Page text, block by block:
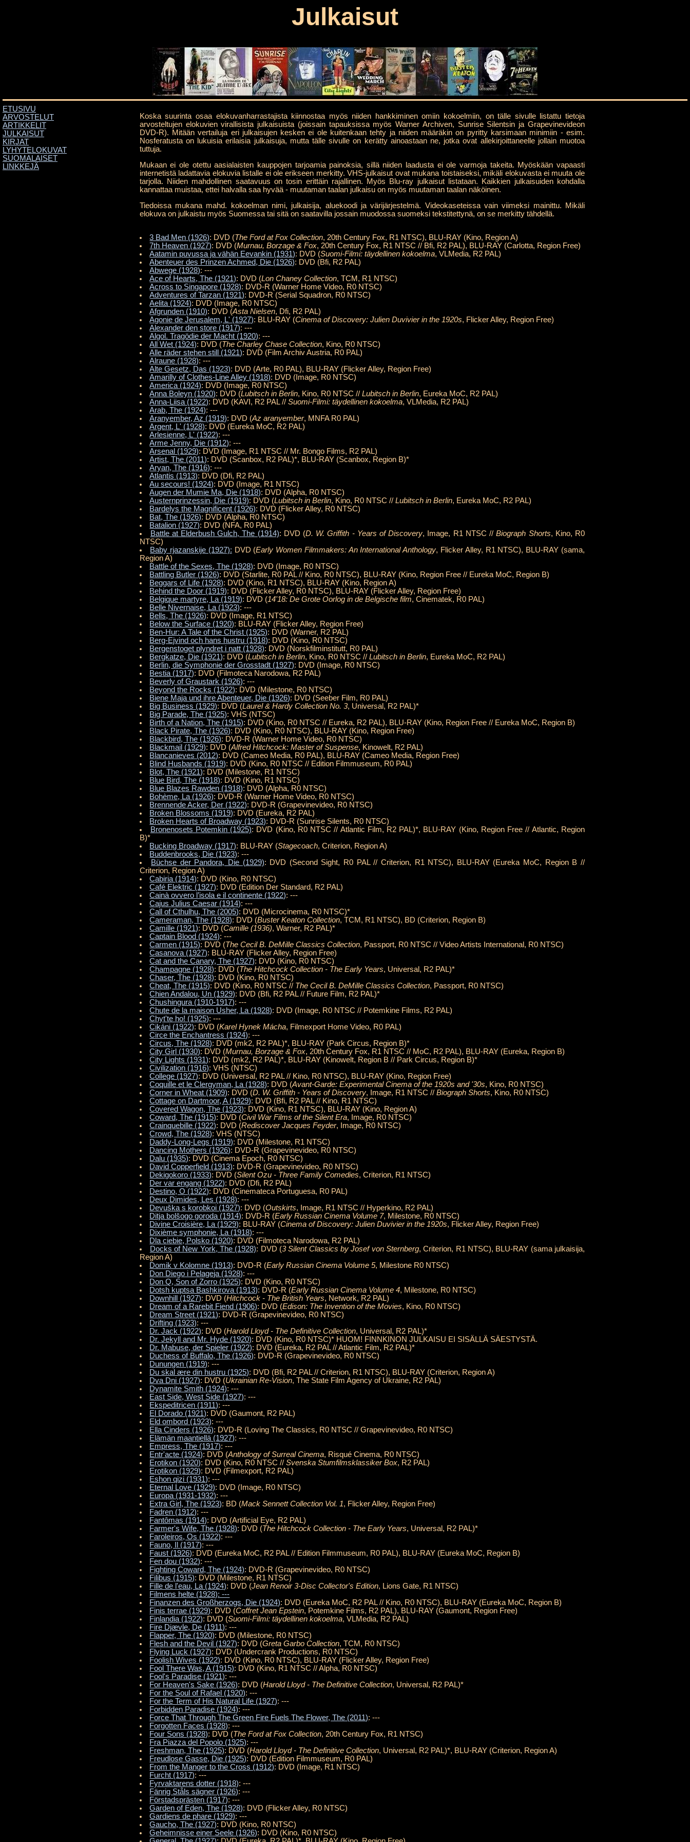
Julkaisut
ETUSIVU
ARVOSTELUT
ARTIKKELIT
JULKAISUT
KIRJAT
LYHYTELOKUVAT
SUOMALAISET
LINKKEJÄ
Koska suurinta osaa elokuvanharrastajista kiinnostaa myös niiden hankkiminen omiin kokoelmiin, on tälle sivulle listattu tietoja
arvosteltujen elokuvien virallisista julkaisuista (joissain tapauksissa myös Warner Archiven, Sunrise Silentsin ja Grapevinevideon
DVD-R). Mitään vertailuja eri julkaisujen kesken ei ole kuitenkaan tehty ja niiden määräkin on pyritty karsimaan minimiin - esim.
Nosferatusta on lukuisia erilaisia julkaisuja, mutta tälle sivulle on kerätty ainoastaan ne, jotka ovat allekirjoittaneelle jollain muotoa
tuttuja.
Mukaan ei ole otettu aasialaisten kauppojen tarjoamia painoksia, sillä niiden laadusta ei ole varmoja takeita. Myöskään vapaasti
internetistä ladattavia elokuvia listalle ei ole erikseen merkitty. VHS-julkaisut ovat mukana toistaiseksi, mikäli elokuvasta ei muuta ole
tarjolla. Niiden mahdollinen saatavuus on tosin erittäin rajallinen. Myös Blu-ray julkaisut listataan. Kaikkien julkaisuiden kohdalla
kannattaa muistaa, ettei halvalla saa hyvää - muutaman taalan julkaisu on myös muutaman taalan näköinen.
Tiedoissa mukana mahd. kokoelman nimi, julkaisija, aluekoodi ja värijärjestelmä. Videokaseteissa vain viimeksi mainittu. Mikäli
elokuva on julkaistu myös Suomessa tai sitä on saatavilla jossain muodossa suomeksi tekstitettynä, on se merkitty tähdellä.
3 Bad Men (1926): DVD (The Ford at Fox Collection, 20th Century Fox, R1 NTSC), BLU-RAY (Kino, Region A)
7th Heaven (1927): DVD (Murnau, Borzage & Fox, 20th Century Fox, R1 NTSC // Bfi, R2 PAL), BLU-RAY (Carlotta, Region Free)
Aatamin puvussa ja vähän Eevankin (1931): DVD (Suomi-Filmi: täydellinen kokoelma, VLMedia, R2 PAL)
Abenteuer des Prinzen Achmed, Die (1926): DVD (Bfi, R2 PAL)
Abwege (1928): ---
Ace of Hearts, The (1921): DVD (Lon Chaney Collection, TCM, R1 NTSC)
Across to Singapore (1928): DVD-R (Warner Home Video, R0 NTSC)
Adventures of Tarzan (1921): DVD-R (Serial Squadron, R0 NTSC)
Aelita (1924): DVD (Image, R0 NTSC)
Afgrunden (1910): DVD (Asta Nielsen, Dfi, R2 PAL)
Agonie de Jerusalem, L' (1927): BLU-RAY (Cinema of Discovery: Julien Duvivier in the 1920s, Flicker Alley, Region Free)
Alexander den store (1917): ---
Algol. Tragödie der Macht (1920): ---
All Wet (1924): DVD (The Charley Chase Collection, Kino, R0 NTSC)
Alle räder stehen still (1921): DVD (Film Archiv Austria, R0 PAL)
Alraune (1928): ---
Alte Gesetz, Das (1923): DVD (Arte, R0 PAL), BLU-RAY (Flicker Alley, Region Free)
Amarilly of Clothes-Line Alley (1918): DVD (Image, R0 NTSC)
America (1924): DVD (Image, R0 NTSC)
Anna Boleyn (1920): DVD (Lubitsch in Berlin, Kino, R0 NTSC //Lubitsch in Berlin, Eureka MoC, R2 PAL)
Anna-Liisa (1922): DVD (KAVI, R2 PAL //Suomi-Filmi: täydellinen kokoelma, VLMedia, R2 PAL)
Arab, The (1924): ---
Aranyember, Az (1919): DVD (Az aranyember, MNFA R0 PAL)
Argent, L' (1928): DVD (Eureka MoC, R2 PAL)
Arlesienne, L' (1922): ---
Arme Jenny, Die (1912): ---
Arsenal (1929): DVD (Image, R1 NTSC // Mr. Bongo Films, R2 PAL)
Artist, The (2011): DVD (Scanbox, R2 PAL)*, BLU-RAY (Scanbox, Region B)*
Aryan, The (1916): ---
Atlantis (1913): DVD (Dfi, R2 PAL)
Au secours! (1924): DVD (Image, R1 NTSC)
Augen der Mumie Ma, Die (1918): DVD (Alpha, R0 NTSC)
Austernprinzessin, Die (1919): DVD (Lubitsch in Berlin, Kino, R0 NTSC //Lubitsch in Berlin, Eureka MoC, R2 PAL)
Bardelys the Magnificent (1926): DVD (Flicker Alley, R0 NTSC)
Bat, The (1926): DVD (Alpha, R0 NTSC)
Batalion (1927): DVD (NFA, R0 PAL)
Battle at Elderbush Gulch, The (1914): DVD (D. W. Griffith - Years of Discovery, Image, R1 NTSC //Biograph Shorts, Kino, R0
NTSC)
Baby rjazanskije (1927): DVD (Early Women Filmmakers: An International Anthology, Flicker Alley, R1 NTSC), BLU-RAY (sama,
Region A)
Battle of the Sexes, The (1928): DVD (Image, R0 NTSC)
Battling Butler (1926): DVD (Starlite, R0 PAL // Kino, R0 NTSC), BLU-RAY (Kino, Region Free // Eureka MoC, Region B)
Beggars of Life (1928): DVD (Kino, R1 NTSC), BLU-RAY (Kino, Region A)
Behind the Door (1919): DVD (Flicker Alley, R0 NTSC), BLU-RAY (Flicker Alley, Region Free)
Belgique martyre, La (1919): DVD (14'18: De Grote Oorlog in de Belgische film, Cinematek, R0 PAL)
Belle Nivernaise, La (1923): ---
Bells, The (1926): DVD (Image, R1 NTSC)
Below the Surface (1920): BLU-RAY (Flicker Alley, Region Free)
Ben-Hur: A Tale of the Christ (1925): DVD (Warner, R2 PAL)
Berg-Ejvind och hans hustru (1918): DVD (Kino, R0 NTSC)
Bergenstoget plyndret i natt (1928): DVD (Norskfilminstitutt, R0 PAL)
Bergkatze, Die (1921): DVD (Lubitsch in Berlin, Kino, R0 NTSC //Lubitsch in Berlin, Eureka MoC, R2 PAL)
Berlin, die Symphonie der Grosstadt (1927): DVD (Image, R0 NTSC)
Bestia (1917): DVD (Filmoteca Narodowa, R2 PAL)
Beverly of Graustark (1926): ---
Beyond the Rocks (1922): DVD (Milestone, R0 NTSC)
Biene Maja und ihre Abenteuer, Die (1926): DVD (Seeber Film, R0 PAL)
Big Business (1929): DVD (Laurel & Hardy Collection No. 3, Universal, R2 PAL)*
Big Parade, The (1925): VHS (NTSC)
Birth of a Nation, The (1915): DVD (Kino, R0 NTSC // Eureka, R2 PAL), BLU-RAY (Kino, Region Free // Eureka MoC, Region B)
Black Pirate, The (1926): DVD (Kino, R0 NTSC), BLU-RAY (Kino, Region Free)
Blackbird, The (1926): DVD-R (Warner Home Video, R0 NTSC)
Blackmail (1929): DVD (Alfred Hitchcock: Master of Suspense, Kinowelt, R2 PAL)
Blancanieves (2012): DVD (Cameo Media, R0 PAL), BLU-RAY (Cameo Media, Region Free)
Blind Husbands (1919): DVD (Kino, R0 NTSC // Edition Filmmuseum, R0 PAL)
Blot, The (1921): DVD (Milestone, R1 NTSC)
Blue Bird, The (1918): DVD (Kino, R1 NTSC)
Blue Blazes Rawden (1918): DVD (Alpha, R0 NTSC)
Bohème, La (1926): DVD-R (Warner Home Video, R0 NTSC)
Brennende Acker, Der (1922): DVD-R (Grapevinevideo, R0 NTSC)
Broken Blossoms (1919): DVD (Eureka, R2 PAL)
Broken Hearts of Broadway (1923): DVD-R (Sunrise Silents, R0 NTSC)
Bronenosets Potemkin (1925): DVD (Kino, R0 NTSC // Atlantic Film, R2 PAL)*, BLU-RAY (Kino, Region Free // Atlantic, Region
B)*
Bucking Broadway (1917): BLU-RAY (Stagecoach, Criterion, Region A)
Buddenbrooks, Die (1923): ---
Büchse der Pandora, Die (1929): DVD (Second Sight, R0 PAL // Criterion, R1 NTSC), BLU-RAY (Eureka MoC, Region B //
Criterion, Region A)
Cabiria (1914): DVD (Kino, R0 NTSC)
Café Elektric (1927): DVD (Edition Der Standard, R2 PAL)
Cainà ovvero l’isola e il continente (1922): ---
Cajus Julius Caesar (1914): ---
Call of Cthulhu, The (2005): DVD (Microcinema, R0 NTSC)*
Cameraman, The (1928): DVD (Buster Keaton Collection, TCM, R1 NTSC), BD (Criterion, Region B)
Camille (1921): DVD (Camille (1936), Warner, R2 PAL)*
Captain Blood (1924): ---
Carmen (1915): DVD (The Cecil B. DeMille Classics Collection, Passport, R0 NTSC // Video Artists International, R0 NTSC)
Casanova (1927): BLU-RAY (Flicker Alley, Region Free)
Cat and the Canary, The (1927): DVD (Kino, R0 NTSC)
Champagne (1928): DVD (The Hitchcock Collection - The Early Years, Universal, R2 PAL)*
Chaser, The (1928): DVD (Kino, R0 NTSC)
Cheat, The (1915): DVD (Kino, R0 NTSC // The Cecil B. DeMille Classics Collection, Passport, R0 NTSC)
Chien Andalou, Un (1929): DVD (Bfi, R2 PAL // Future Film, R2 PAL)*
Chushingura (1910-1917): ---
Chute de la maison Usher, La (1928): DVD (Image, R0 NTSC // Potemkine Films, R2 PAL)
Chyt'te ho! (1925): ---
Cikáni (1922): DVD (Karel Hynek Mácha, Filmexport Home Video, R0 PAL)
Circe the Enchantress (1924): ---
Circus, The (1928): DVD (mk2, R2 PAL)*, BLU-RAY (Park Circus, Region B)*
City Girl (1930): DVD (Murnau, Borzage & Fox, 20th Century Fox, R1 NTSC // MoC, R2 PAL), BLU-RAY (Eureka, Region B)
City Lights (1931): DVD (mk2, R2 PAL)*, BLU-RAY (Kinowelt, Region B // Park Circus, Region B)*
Civilization (1916): VHS (NTSC)
College (1927): DVD (Universal, R2 PAL // Kino, R0 NTSC), BLU-RAY (Kino, Region Free)
Coquille et le Clergyman, La (1928): DVD (Avant-Garde: Experimental Cinema of the 1920s and '30s, Kino, R0 NTSC)
Corner in Wheat (1909): DVD (D. W. Griffith - Years of Discovery, Image, R1 NTSC //Biograph Shorts, Kino, R0 NTSC)
Cottage on Dartmoor, A (1929): DVD (Bfi, R2 PAL // Kino, R1 NTSC)
Covered Wagon, The (1923): DVD (Kino, R1 NTSC), BLU-RAY (Kino, Region A)
Coward, The (1915): DVD (Civil War Films of the Silent Era, Image, R0 NTSC)
Crainquebille (1922): DVD (Rediscover Jacques Feyder, Image, R0 NTSC)
Crowd, The (1928): VHS (NTSC)
Daddy-Long-Legs (1919): DVD (Milestone, R1 NTSC)
Dancing Mothers (1926): DVD-R (Grapevinevideo, R0 NTSC)
Dalu (1935): DVD (Cinema Epoch, R0 NTSC)
David Copperfield (1913): DVD-R (Grapevinevideo, R0 NTSC)
Dekigokoro (1933): DVD (Silent Ozu - Three Family Comedies, Criterion, R1 NTSC)
Der var engang (1922): DVD (Dfi, R2 PAL)
Destino, O (1922): DVD (Cinemateca Portuguesa, R0 PAL)
Deux Dimides, Les (1928): ---
Devuška s korobkoi (1927): DVD (Outskirts, Image, R1 NTSC // Hyperkino, R2 PAL)
Ditja bolšogo goroda (1914): DVD-R (Early Russian Cinema Volume 7, Milestone, R0 NTSC)
Divine Croisière, La (1929): BLU-RAY (Cinema of Discovery: Julien Duvivier in the 1920s, Flicker Alley, Region Free)
Dixième symphonie, La (1918): ---
Dla ciebie, Polsko (1920): DVD (Filmoteca Narodowa, R2 PAL)
Docks of New York, The (1928): DVD (3 Silent Classics by Josef von Sternberg, Criterion, R1 NTSC), BLU-RAY (sama julkaisija,
Region A)
Domik v Kolomne (1913): DVD-R (Early Russian Cinema Volume 5, Milestone R0 NTSC)
Don Diego i Pelageja (1928): ---
Don Q, Son of Zorro (1925): DVD (Kino, R0 NTSC)
Dotsh kuptsa Bashkirova (1913): DVD-R (Early Russian Cinema Volume 4, Milestone, R0 NTSC)
Downhill (1927): DVD (Hitchcock - The British Years, Network, R2 PAL)
Dream of a Rarebit Fiend (1906): DVD (Edison: The Invention of the Movies, Kino, R0 NTSC)
Dream Street (1921): DVD-R (Grapevinevideo, R0 NTSC)
Drifting (1923): ---
Dr. Jack (1922): DVD (Harold Lloyd - The Definitive Collection, Universal, R2 PAL)*
Dr. Jekyll and Mr. Hyde (1920): DVD (Kino, R0 NTSC)* HUOM! FINNKINON JULKAISU EI SISÄLLÄ SÄESTYSTÄ.
Dr. Mabuse, der Spieler (1922): DVD (Eureka, R2 PAL // Atlantic Film, R2 PAL)*
Duchess of Buffalo, The (1926): DVD-R (Grapevinevideo, R0 NTSC)
Dunungen (1919): ---
Du skal ære din hustru (1925): DVD (Bfi, R2 PAL // Criterion, R1 NTSC), BLU-RAY (Criterion, Region A)
Dva Dni (1927): DVD (Ukrainian Re-Vision, The State Film Agency of Ukraine, R2 PAL)
Dynamite Smith (1924): ---
East Side, West Side (1927): ---
Ekspeditricen (1911): ---
El Dorado (1921): DVD (Gaumont, R2 PAL)
Eld ombord (1923): ---
Ella Cinders (1926): DVD-R (Loving The Classics, R0 NTSC // Grapevinevideo, R0 NTSC)
Elämän maantiellä (1927): ---
Empress, The (1917): ---
Entr'acte (1924): DVD (Anthology of Surreal Cinema, Risqué Cinema, R0 NTSC)
Erotikon (1920): DVD (Kino, R0 NTSC //Svenska Stumfilmsklassiker Box, R2 PAL)
Erotikon (1929): DVD (Filmexport, R2 PAL)
Eshon qizi (1931): ---
Eternal Love (1929): DVD (Image, R0 NTSC)
Europa (1931-1932): ---
Extra Girl, The (1923): BD (Mack Sennett Collection Vol. 1, Flicker Alley, Region Free)
Fadren (1912): ---
Fantômas (1914): DVD (Artificial Eye, R2 PAL)
Farmer's Wife, The (1928): DVD (The Hitchcock Collection - The Early Years, Universal, R2 PAL)*
Faroleiros, Os (1922): ---
Fauno, Il (1917): ---
Faust (1926): DVD (Eureka MoC, R2 PAL // Edition Filmmuseum, R0 PAL), BLU-RAY (Eureka MoC, Region B)
Fen dou (1932): ---
Fighting Coward, The (1924): DVD-R (Grapevinevideo, R0 NTSC)
Filibus (1915): DVD (Milestone, R1 NTSC)
Fille de l'eau, La (1924): DVD (Jean Renoir 3-Disc Collector's Edition, Lions Gate, R1 NTSC)
Filmens helte (1928): ---
Finanzen des Großherzogs, Die (1924): DVD (Eureka MoC, R2 PAL // Kino, R0 NTSC), BLU-RAY (Eureka MoC, Region B)
Finis terrae (1929): DVD (Coffret Jean Epstein, Potemkine Films, R2 PAL), BLU-RAY (Gaumont, Region Free)
Finlandia (1922): DVD (Suomi-Filmi: täydellinen kokoelma, VLMedia, R2 PAL)
Fire Djævle, De (1911): ---
Flapper, The (1920): DVD (Milestone, R0 NTSC)
Flesh and the Devil (1927): DVD (Greta Garbo Collection, TCM, R0 NTSC)
Flying Luck (1927): DVD (Undercrank Productions, R0 NTSC)
Foolish Wives (1922): DVD (Kino, R0 NTSC), BLU-RAY (Flicker Alley, Region Free)
Fool There Was, A (1915): DVD (Kino, R1 NTSC // Alpha, R0 NTSC)
Fool's Paradise (1921): ---
For Heaven's Sake (1926): DVD (Harold Lloyd - The Definitive Collection, Universal, R2 PAL)*
For the Soul of Rafael (1920): ---
For the Term of His Natural Life (1927): ---
Forbidden Paradise (1924): ---
Force That Through The Green Fire Fuels The Flower, The (2011): ---
Forgotten Faces (1928): ---
Four Sons (1928): DVD (The Ford at Fox Collection, 20th Century Fox, R1 NTSC)
Fra Piazza del Popolo (1925): ---
Freshman, The (1925): DVD (Harold Lloyd - The Definitive Collection, Universal, R2 PAL)*, BLU-RAY (Criterion, Region A)
Freudlose Gasse, Die (1925): DVD (Edition Filmmuseum, R0 PAL)
From the Manger to the Cross (1912): DVD (Image, R1 NTSC)
Furcht (1917): ---
Fyrvaktarens dotter (1918): ---
Fänrig Ståls sägner (1926): ---
Förstadsprästen (1917): ---
Garden of Eden, The (1928): DVD (Flicker Alley, R0 NTSC)
Gardiens de phare (1929): ---
Gaucho, The (1927): DVD (Kino, R0 NTSC)
Geheimnisse einer Seele (1926): DVD (Kino, R0 NTSC)